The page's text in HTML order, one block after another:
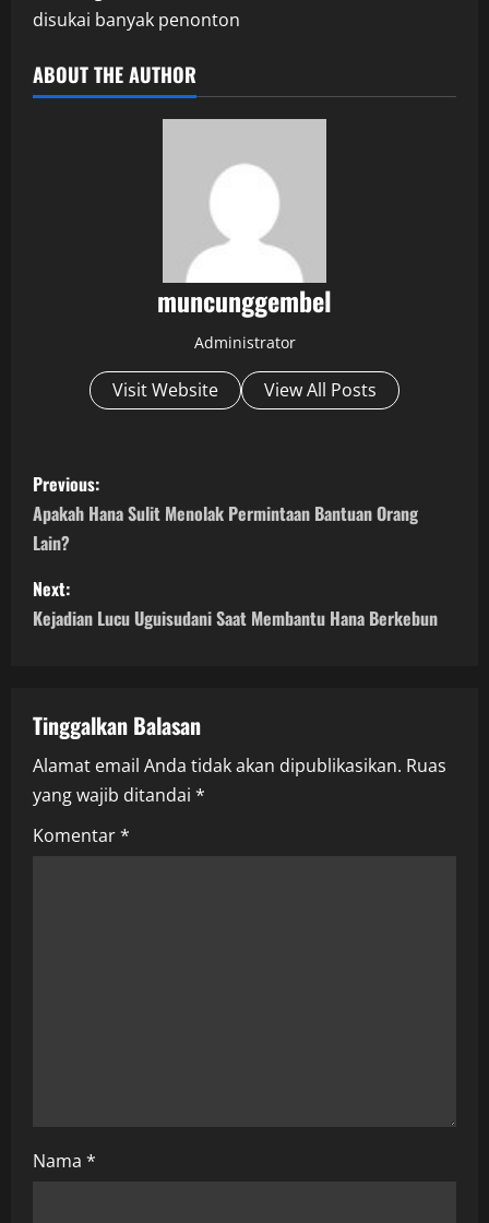
disukai banyak penonton
ABOUT THE AUTHOR
muncunggembel
Administrator
Visit Website View All Posts
P
o
s
t
a
v
i
g
Previous:
Apakah Hana Sulit Menolak Permintaan Bantuan Orang
Lain?
Next:
Kejadian Lucu Uguisudani Saat Membantu Hana Berkebun
Tinggalkan Balasan
Alamat email Anda tidak akan dipublikasikan. Ruas
yang wajib ditandai *
Komentar*
Nama *